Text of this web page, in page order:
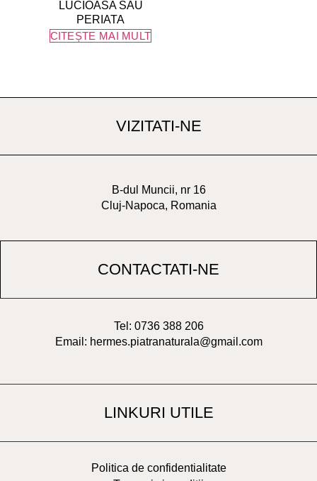
LUCIOASA SAU
PERIATA
CITEȘTE MAI MULT
VIZITATI-NE
B-dul Muncii, nr 16
Cluj-Napoca, Romania
CONTACTATI-NE
Tel: 0736 388 206
Email: hermes.piatranaturala@gmail.com
LINKURI UTILE
Politica de confidentialitate